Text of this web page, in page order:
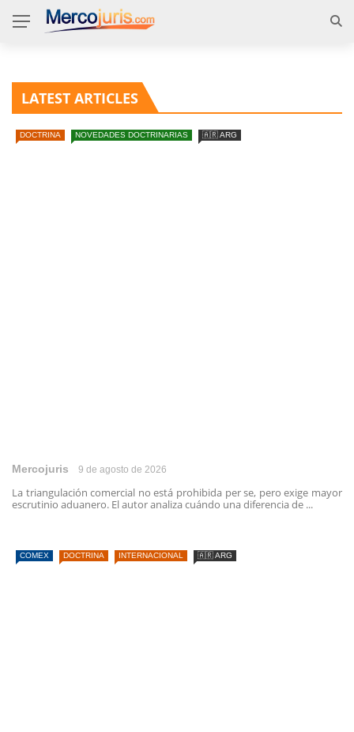
LATEST ARTICLES
DOCTRINA NOVEDADES DOCTRINARIAS 🇦🇷 ARG
Mercojuris 9 de agosto de 2026
La triangulación comercial no está prohibida per se, pero exige mayor
escrutinio aduanero. El autor analiza cuándo una diferencia de ...
COMEX DOCTRINA INTERNACIONAL 🇦🇷 ARG